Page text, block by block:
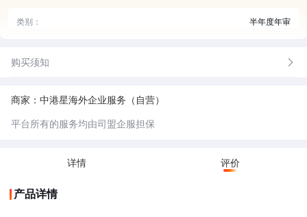
类别： 半年度年审
购买须知
商家：中港星海外企业服务（自营）
平台所有的服务均由司盟企服担保
详情 评价
产品详情